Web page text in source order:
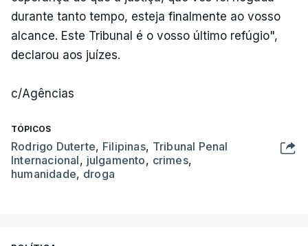
durante tanto tempo, esteja finalmente ao vosso
alcance. Este Tribunal é o vosso último refúgio",
declarou aos juízes.
c/Agências
TÓPICOS
Rodrigo Duterte, Filipinas, Tribunal Penal
Internacional, julgamento, crimes,
humanidade, droga